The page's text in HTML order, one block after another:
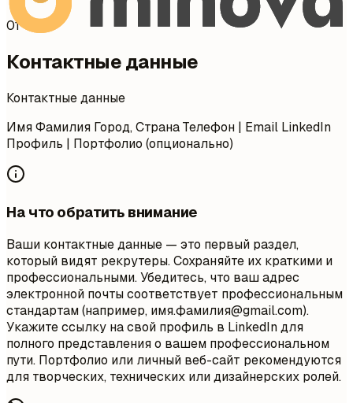
01
Контактные данные
Контактные данные
Имя Фамилия Город, Страна Телефон | Email LinkedIn
Профиль | Портфолио (опционально)
На что обратить внимание
Ваши контактные данные — это первый раздел,
который видят рекрутеры. Сохраняйте их краткими и
профессиональными. Убедитесь, что ваш адрес
электронной почты соответствует профессиональным
стандартам (например, имя.фамилия@gmail.com).
Укажите ссылку на свой профиль в LinkedIn для
полного представления о вашем профессиональном
пути. Портфолио или личный веб-сайт рекомендуются
для творческих, технических или дизайнерских ролей.